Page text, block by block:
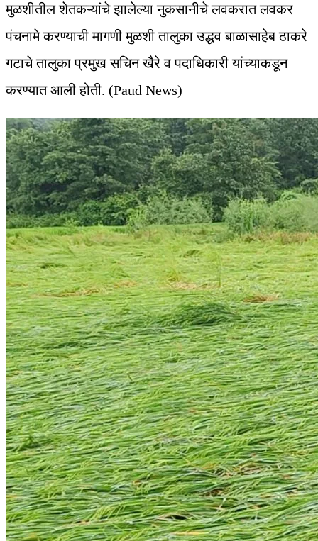
मुळशीतील शेतकऱ्यांचे झालेल्या नुकसानीचे लवकरात लवकर
पंचनामे करण्याची मागणी मुळशी तालुका उद्धव बाळासाहेब ठाकरे
गटाचे तालुका प्रमुख सचिन खैरे व पदाधिकारी यांच्याकडून
करण्यात आली होती. (Paud News)